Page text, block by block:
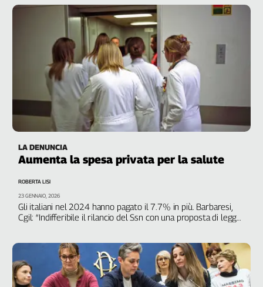
Cerca
redazione
Newsletter
Social
LA DENUNCIA
Aumenta la spesa privata per la salute
Gli italiani nel 2024 hanno pagato il 7.7% in più. Barbaresi,
Cgil: “Indifferibile il rilancio del Ssn con una proposta di legge
ROBERTA LISI
23 GENNAIO, 2026